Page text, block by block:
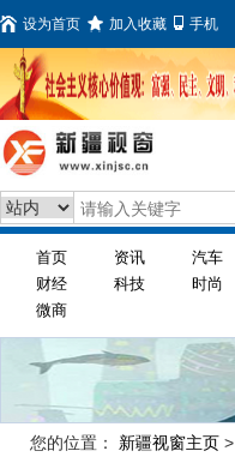
设为首页 加入收藏 手机
首页 资讯 汽车
财经
科技 时尚
微商
您的位置： 新疆视窗主页 >